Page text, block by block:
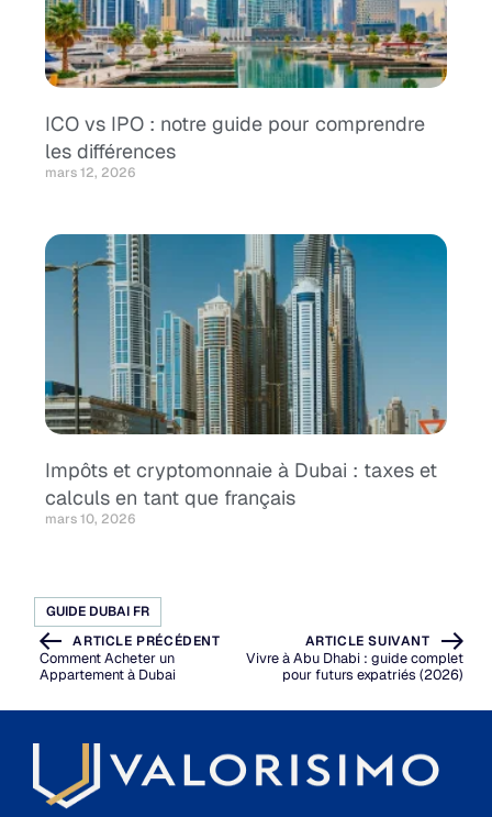
ICO vs IPO : notre guide pour comprendre
les différences
mars 12, 2026
Impôts et cryptomonnaie à Dubai : taxes et
calculs en tant que français
mars 10, 2026
GUIDE DUBAI FR
ARTICLE PRÉCÉDENT
Comment Acheter un
Appartement à Dubai
ARTICLE SUIVANT
Vivre à Abu Dhabi : guide complet
pour futurs expatriés (2026)